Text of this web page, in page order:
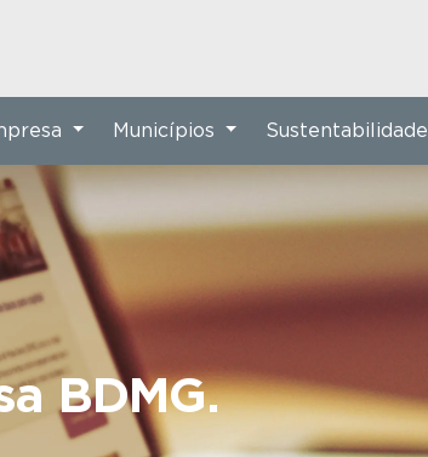
BDMG.
Municípios Sustentabilidade